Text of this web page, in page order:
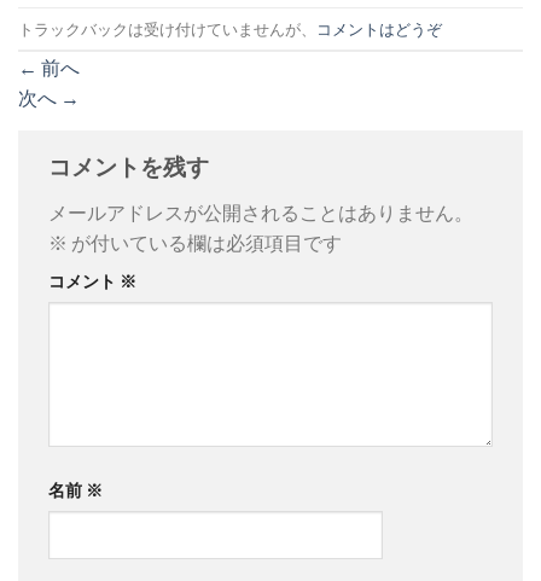
トラックバックは受け付けていませんが、 コメントはどうぞ
← 前へ
次へ →
コメントを残す
メールアドレスが公開されることはありません。
※ が付いている欄は必須項目です
コメント ※
名前 ※